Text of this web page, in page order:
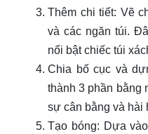
Thêm chi tiết: Vẽ
và các ngăn túi.
nổi bật chiếc túi
Chia bố cục và
thành 3 phần bằng
sự cân bằng và hài
Tạo bóng: Dựa